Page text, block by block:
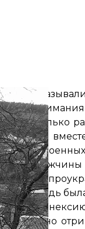
сколько
мужчины
площадь